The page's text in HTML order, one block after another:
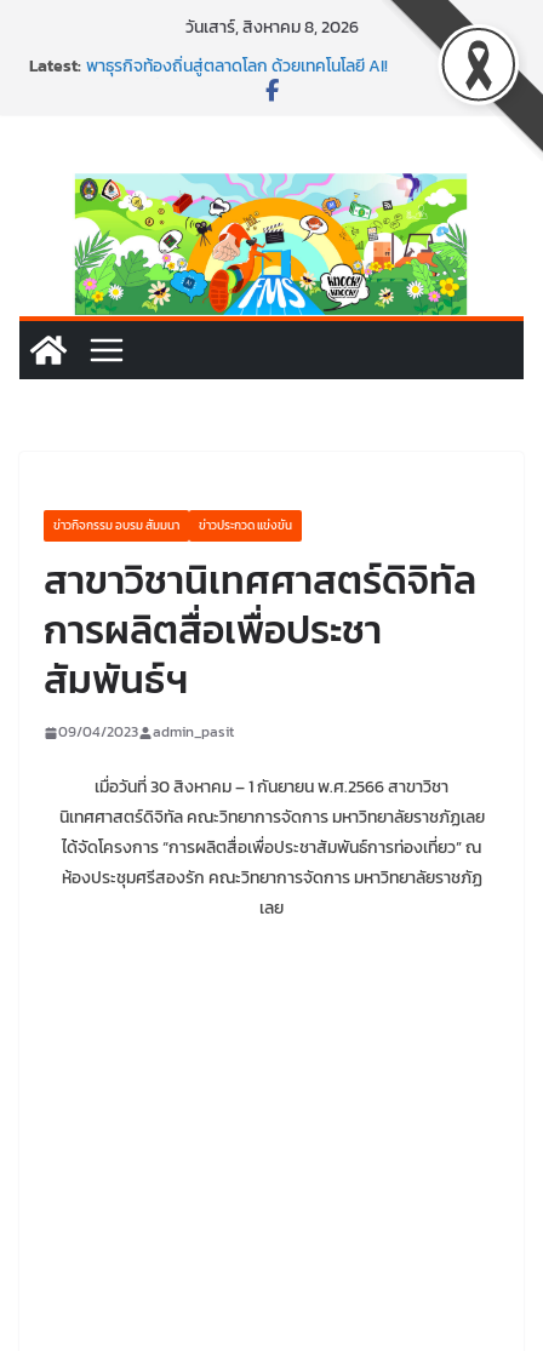
วันเสาร์, สิงหาคม 8, 2026
Latest:
พร้อมลุยแล้ว! ปักหมุดโรดแมป AI อัปสกิลธุรกิจให้พุ่งทะยาน
พาธุรกิจท้องถิ่นสู่ตลาดโลก ด้วยเทคโนโลยี AI!
SMEs ยุคนี้ ถ้าไม่ใช้ AI ถือว่าพลาดมาก!
นอกจากเทคโนโลยีจะล้ำ หัวใจคนทำธุรกิจก็ต้องสตรอง!
ข่าวกิจกรรม อบรม สัมมนา ข่าวประกวด แข่งขัน
สาขาวิชานิเทศศาสตร์ดิจิทัล
การผลิตสื่อเพื่อประชา
สัมพันธ์ฯ
09/04/2023 admin_pasit
เมื่อวันที่ 30 สิงหาคม – 1 กันยายน พ.ศ.2566 สาขาวิชา
นิเทศศาสตร์ดิจิทัล คณะวิทยาการจัดการ มหาวิทยาลัยราชภัฏเลย
ได้จัดโครงการ “การผลิตสื่อเพื่อประชาสัมพันธ์การท่องเที่ยว” ณ
ห้องประชุมศรีสองรัก คณะวิทยาการจัดการ มหาวิทยาลัยราชภัฏ
เลย